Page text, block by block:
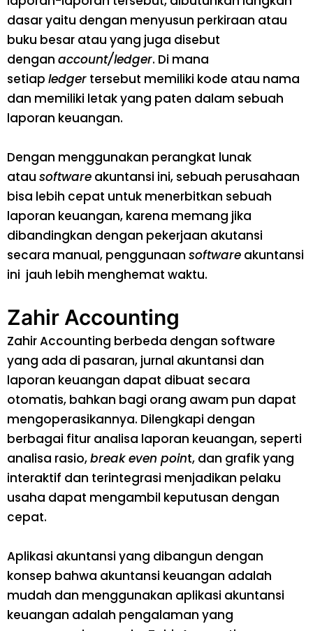
dasar yaitu dengan menyusun perkiraan atau
buku besar atau yang juga disebut
dengan account/ledger. Di mana
setiap ledger tersebut memiliki kode atau nama
dan memiliki letak yang paten dalam sebuah
laporan keuangan.
Dengan menggunakan perangkat lunak
atau software akuntansi ini, sebuah perusahaan
bisa lebih cepat untuk menerbitkan sebuah
laporan keuangan, karena memang jika
dibandingkan dengan pekerjaan akutansi
secara manual, penggunaan software akuntansi
ini jauh lebih menghemat waktu.
Zahir Accounting
Zahir Accounting berbeda dengan software
yang ada di pasaran, jurnal akuntansi dan
laporan keuangan dapat dibuat secara
otomatis, bahkan bagi orang awam pun dapat
mengoperasikannya. Dilengkapi dengan
berbagai fitur analisa laporan keuangan, seperti
analisa rasio,break even point, dan grafik yang
interaktif dan terintegrasi menjadikan pelaku
usaha dapat mengambil keputusan dengan
cepat.
Aplikasi akuntansi yang dibangun dengan
konsep bahwa akuntansi keuangan adalah
mudah dan menggunakan aplikasi akuntansi
keuangan adalah pengalaman yang